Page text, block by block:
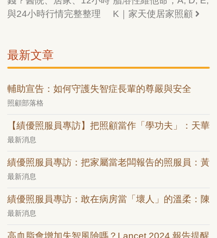
與24小時行情完整整理
K｜家天使居家照顧
最新文章
輔助宣告：如何守護失智症長輩的尊嚴與安全
照顧部落格
【績優照服員專訪】把照顧當作「學功夫」：天華
最新消息
績優照服員專訪：把家屬當老闆報告的照服員：黃
最新消息
績優照服員專訪：敢在病房當「壞人」的溫柔：陳
最新消息